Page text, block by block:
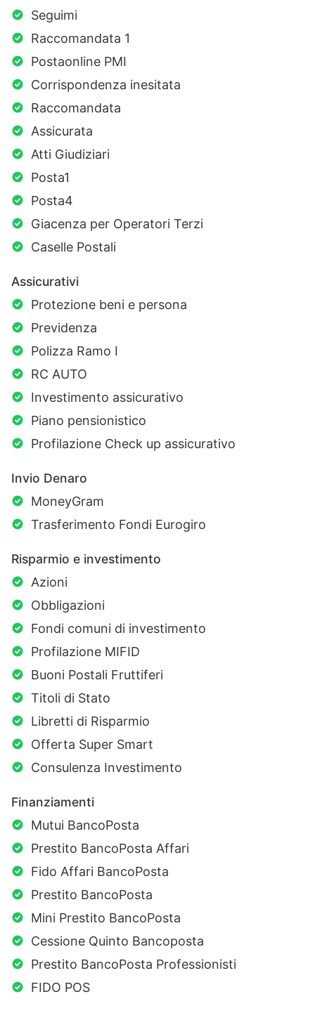
Seguimi
Raccomandata 1
Postaonline PMI
Corrispondenza inesitata
Raccomandata
Assicurata
Atti Giudiziari
Posta1
Posta4
Giacenza per Operatori Terzi
Caselle Postali
Assicurativi
Protezione beni e persona
Previdenza
Polizza Ramo I
RC AUTO
Investimento assicurativo
Piano pensionistico
Profilazione Check up assicurativo
Invio Denaro
MoneyGram
Trasferimento Fondi Eurogiro
Risparmio e investimento
Azioni
Obbligazioni
Fondi comuni di investimento
Profilazione MIFID
Buoni Postali Fruttiferi
Titoli di Stato
Libretti di Risparmio
Offerta Super Smart
Consulenza Investimento
Finanziamenti
Mutui BancoPosta
Prestito BancoPosta Affari
Fido Affari BancoPosta
Prestito BancoPosta
Mini Prestito BancoPosta
Cessione Quinto Bancoposta
Prestito BancoPosta Professionisti
FIDO POS